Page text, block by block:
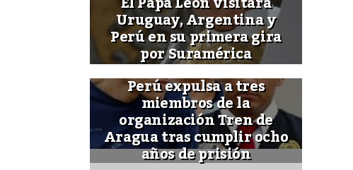
Uruguay, Argentina y
Perú en su primera gira
por Suramérica
Perú expulsa a tres
miembros de la
organización Tren de
Aragua tras cumplir ocho
años de prisión